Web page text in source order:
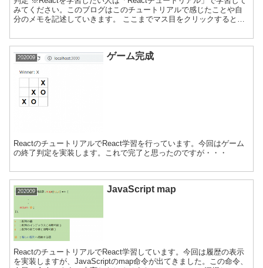
みてください。このブログはこのチュートリアルで感じたことや自
分のメモを記述していきます。 ここまでマス目をクリックすると×
202009 ゲーム完成
ReactのチュートリアルでReact学習を行っています。今回はゲーム
の終了判定を実装します。これで完了と思ったのですが・・・
202009 JavaScript map
ReactのチュートリアルでReact学習しています。今回は履歴の表示
を実装しますが、JavaScriptのmap命令が出てきました。この命令、